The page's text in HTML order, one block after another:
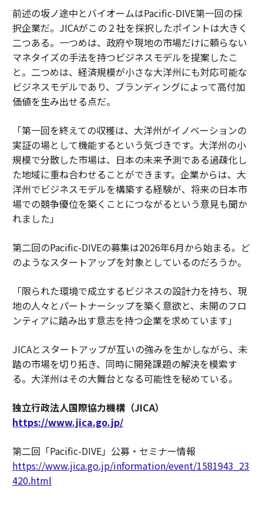
前述の坂ノ途中とバイオームはPacific-DIVE第一回の採
択企業だ。JICAがこの２社を採択したポイントは大きく
二つある。一つめは、政府や現地の市場だけに頼らない
マネタイズの手法を持つビジネスモデルを提案したこ
と。二つめは、経済規模が小さな大洋州にも対応可能な
ビジネスモデルであり、ブランディングによって高付加
価値を生み出せる点だ。
「第一回を終えての収穫は、大洋州がイノベーションの
実証の場として機能するという気づきです。大洋州の小
規模で分散した市場は、日本の未来予測である過疎化し
た地域に重ね合わせることができます。企業からは、大
洋州でビジネスモデルを構築する経験が、将来の日本市
場での競争優位を築くことにつながるという意見も聞か
れました」
第二回のPacific-DIVEの募集は2026年6月から始まる。ど
のようなスタートアップを対象としているのだろうか。
「限られた環境で成立するビジネスの設計力を持ち、現
地の人々とパートナーシップを築く意欲と、未開のフロ
ンティアに踏み出す意志を持つ企業を求めています」
JICAとスタートアップが互いの強みを生かしながら、未
踏の市場を切り拓き、同時に開発課題の解決を模索す
る。大洋州はその大舞台となる可能性を秘めている。
独立行政法人国際協力機構（JICA）
https://www.jica.go.jp/
第二回「Pacific-DIVE」公募・セミナー情報
https://www.jica.go.jp/information/event/1581943_23
420.html